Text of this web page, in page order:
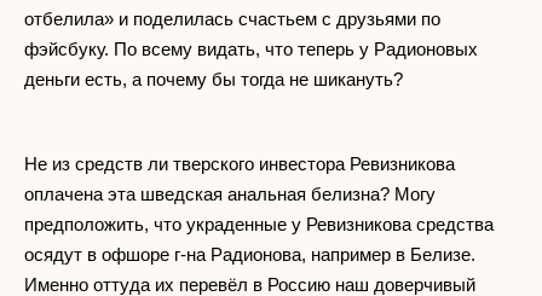
отбелила» и поделилась счастьем с друзьями по
фэйсбуку. По всему видать, что теперь у Радионовых
деньги есть, а почему бы тогда не шикануть?
Не из средств ли тверского инвестора Ревизникова
оплачена эта шведская анальная белизна? Могу
предположить, что украденные у Ревизникова средства
осядут в офшоре г-на Радионова, например в Белизе.
Именно оттуда их перевёл в Россию наш доверчивый